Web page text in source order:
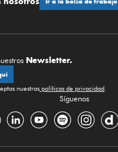
Ir a la bolsa de trabajo
Newsletter.
nuestras políticas de privacidad.
Síguenos